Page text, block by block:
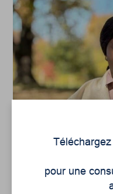
Jeannine
gestionnaire
pour une